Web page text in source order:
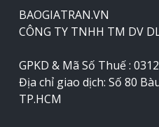
BAOGIATRAN.VN
CÔNG TY TNHH TM DV
GPKD & Mã Số Thuế :
Địa chỉ giao dịch: Số 80
TP.HCM